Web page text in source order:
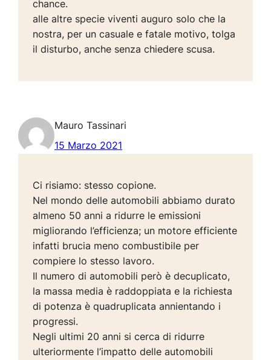
chance.
alle altre specie viventi auguro solo che la
nostra, per un casuale e fatale motivo, tolga
il disturbo, anche senza chiedere scusa.
Mauro Tassinari
15 Marzo 2021
Ci risiamo: stesso copione.
Nel mondo delle automobili abbiamo durato
almeno 50 anni a ridurre le emissioni
migliorando l’efficienza; un motore efficiente
infatti brucia meno combustibile per
compiere lo stesso lavoro.
Il numero di automobili però è decuplicato,
la massa media è raddoppiata e la richiesta
di potenza è quadruplicata annientando i
progressi.
Negli ultimi 20 anni si cerca di ridurre
ulteriormente l’impatto delle automobili